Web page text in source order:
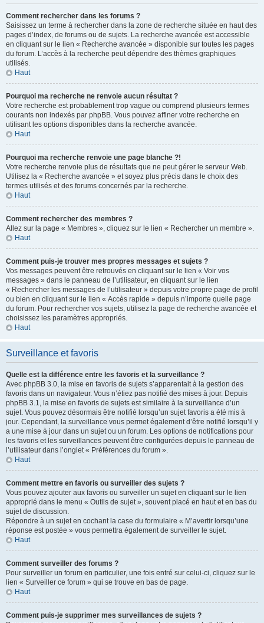
Comment rechercher dans les forums ?
Saisissez un terme à rechercher dans la zone de recherche située en haut des
pages d’index, de forums ou de sujets. La recherche avancée est accessible
en cliquant sur le lien « Recherche avancée » disponible sur toutes les pages
du forum. L’accès à la recherche peut dépendre des thèmes graphiques
utilisés.
Haut
Pourquoi ma recherche ne renvoie aucun résultat ?
Votre recherche est probablement trop vague ou comprend plusieurs termes
courants non indexés par phpBB. Vous pouvez affiner votre recherche en
utilisant les options disponibles dans la recherche avancée.
Haut
Pourquoi ma recherche renvoie une page blanche ?!
Votre recherche renvoie plus de résultats que ne peut gérer le serveur Web.
Utilisez la « Recherche avancée » et soyez plus précis dans le choix des
termes utilisés et des forums concernés par la recherche.
Haut
Comment rechercher des membres ?
Allez sur la page « Membres », cliquez sur le lien « Rechercher un membre ».
Haut
Comment puis-je trouver mes propres messages et sujets ?
Vos messages peuvent être retrouvés en cliquant sur le lien « Voir vos
messages » dans le panneau de l’utilisateur, en cliquant sur le lien
« Rechercher les messages de l’utilisateur » depuis votre propre page de profil
ou bien en cliquant sur le lien « Accès rapide » depuis n’importe quelle page
du forum. Pour rechercher vos sujets, utilisez la page de recherche avancée et
choisissez les paramètres appropriés.
Haut
Surveillance et favoris
Quelle est la différence entre les favoris et la surveillance ?
Avec phpBB 3.0, la mise en favoris de sujets s’apparentait à la gestion des
favoris dans un navigateur. Vous n’étiez pas notifié des mises à jour. Depuis
phpBB 3.1, la mise en favoris de sujets est similaire à la surveillance d’un
sujet. Vous pouvez désormais être notifié lorsqu’un sujet favoris a été mis à
jour. Cependant, la surveillance vous permet également d’être notifié lorsqu’il y
a une mise à jour dans un sujet ou un forum. Les options de notifications pour
les favoris et les surveillances peuvent être configurées depuis le panneau de
l’utilisateur dans l’onglet « Préférences du forum ».
Haut
Comment mettre en favoris ou surveiller des sujets ?
Vous pouvez ajouter aux favoris ou surveiller un sujet en cliquant sur le lien
approprié dans le menu « Outils de sujet », souvent placé en haut et en bas du
sujet de discussion.
Répondre à un sujet en cochant la case du formulaire « M’avertir lorsqu’une
réponse est postée » vous permettra également de surveiller le sujet.
Haut
Comment surveiller des forums ?
Pour surveiller un forum en particulier, une fois entré sur celui-ci, cliquez sur le
lien « Surveiller ce forum » qui se trouve en bas de page.
Haut
Comment puis-je supprimer mes surveillances de sujets ?